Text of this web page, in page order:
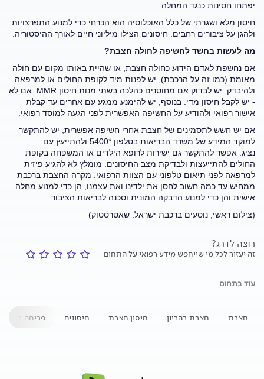
יפתחו חסינות כנגד המחלה.
חיסון מלא ושגרתי של כלל האוכלוסיה הוא הכרחי כדי למנוע התפרצויות
ולהגן על ציבורים רחבים. חיסונים הצילו מיליוני חיים לאורך ההיסטוריה.
מה לעשות בחשד לחשיפה לחולה חצבת?
אם נחשפת לאדם הידוע כחולה חצבת, או שהיית באותו מקום עם חולה
מאומת (כמו זה על הרכבת), יש לפנות מיד לקופת החולים או למרפאה
ולהיבדק. יש לבדוק אם מחוסנים כהלכה בשתי מנות חיסון MMR. אם לא
- יש לקבל חיסון מדי. בנוסף, יש להימנע ממגע עם אחרים עד קבלת
אישור רפואי ולהודיע על החשיפה האפשרית לפני הגעה למוסד רפואי.
אם יש חשש לתסמינים של חצבת אחרי חשיפה אפשרית, יש להתקשר
למוקד המידע של משרד הבריאות בטלפון *5400 ולהתייעץ עם
נציג. אפשר להתקשר גם ישירות לרופא הילדים או המשפחה בקופת
החולים להתייעצות ולבדיקת מצב החיסונים. מומלץ לא להגיע פיזית
למרפאה לפני תיאום טלפוני עם הצוות הרפואי. מקרה החצבת ברכבת
ממחיש עד כמה חשוב לחסן את ילדינו ואת עצמנו, הן כדי למנוע מחלה
אישית והן כדי למנוע הדבקה המונית וסכנה לבריאות הציבור.
(צילום ראשי, נוסעים ברכבת ישראל. שאטרסטוק)
רוצה לדרג?
זה יעזור לכל מי שייחפש מידע רפואי על התחום
עוד בתחום
חצבת חצבת בהריון חיסון חצבת חיסונים פריחה בפנים